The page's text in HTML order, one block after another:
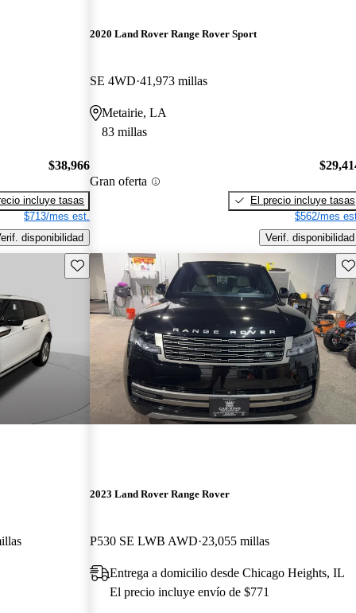
$38,966
incluye tasas
$713/mes est.
disponibilidad
2020 Land Rover Range Rover Sport
SE 4WD 41,973 millas
Metairie, LA
83 millas
Gran oferta
El precio incluye tasas
$562/mes
Verif. disponibilidad
Guarda este Aviso
2023 Land Rover Range Rover
P530 SE LWB AWD 23,055 millas
Entrega a domicilio desde Chicago Heights, IL
El precio incluye envío de $771